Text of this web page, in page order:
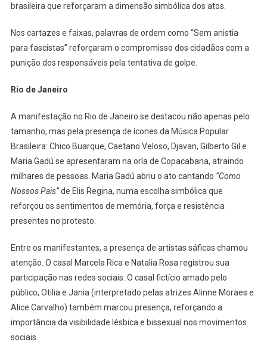
brasileira que reforçaram a dimensão simbólica dos atos.
Nos cartazes e faixas, palavras de ordem como “Sem anistia
para fascistas” reforçaram o compromisso dos cidadãos com a
punição dos responsáveis pela tentativa de golpe.
Rio de Janeiro
A manifestação no Rio de Janeiro se destacou não apenas pelo
tamanho, mas pela presença de ícones da Música Popular
Brasileira: Chico Buarque, Caetano Veloso, Djavan, Gilberto Gil e
Maria Gadú se apresentaram na orla de Copacabana, atraindo
milhares de pessoas. Maria Gadú abriu o ato cantando “Como
Nossos Pais”de Elis Regina, numa escolha simbólica que
reforçou os sentimentos de memória, força e resistência
presentes no protesto.
Entre os manifestantes, a presença de artistas sáficas chamou
atenção. O casal Marcela Rica e Natalia Rosa registrou sua
participação nas redes sociais. O casal fictício amado pelo
público, Otilia e Jania (interpretado pelas atrizes Alinne Moraes e
Alice Carvalho) também marcou presença, reforçando a
importância da visibilidade lésbica e bissexual nos movimentos
sociais.